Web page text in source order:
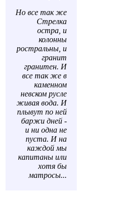
Но все так же
Стрелка
остра, и
колонны
ростральны, и
гранит
гранитен. И
все так же в
каменном
невском русле
живая вода. И
плывут по ней
баржи дней -
и ни одна не
пуста. И на
каждой мы
капитаны или
хотя бы
матросы...